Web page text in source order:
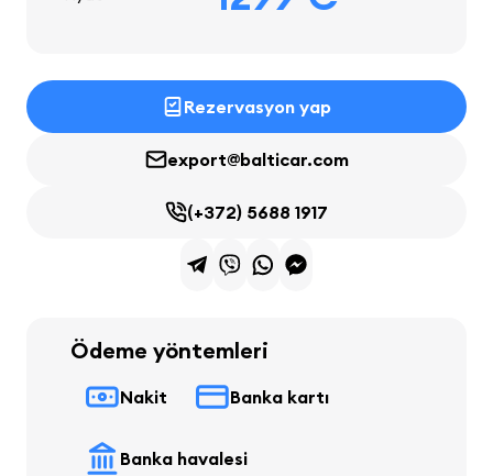
Rezervasyon yap
export@balticar.com
(+372) 5688 1917
Ödeme yöntemleri
Nakit Banka kartı
Banka havalesi